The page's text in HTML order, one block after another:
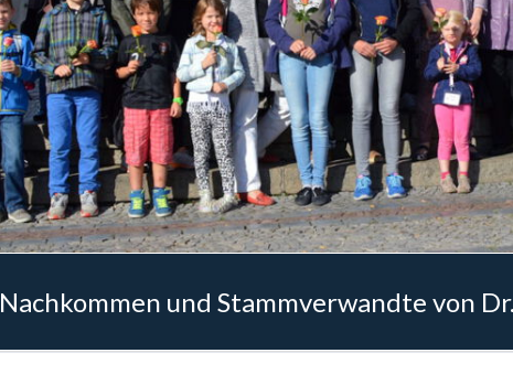
Nachkommen und Stammverwandte von